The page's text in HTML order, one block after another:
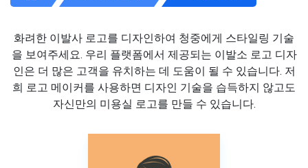
화려한 이발사 로고를 디자인하여 청중에게 스타일링 기술
을 보여주세요. 우리 플랫폼에서 제공되는 이발소 로고 디자
인은 더 많은 고객을 유치하는 데 도움이 될 수 있습니다. 저
희 로고 메이커를 사용하면 디자인 기술을 습득하지 않고도
자신만의 미용실 로고를 만들 수 있습니다.